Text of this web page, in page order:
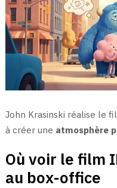
John Krasinski réalise le
à créer une atmosphère
Où voir le film
au box-office